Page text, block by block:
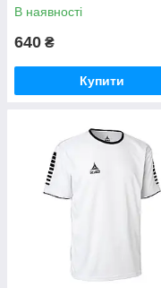
В наявності
640 ₴
Купити